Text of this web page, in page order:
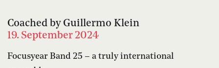
Coached by Guillermo Klein
19. September 2024
Focusyear Band 25 – a truly international